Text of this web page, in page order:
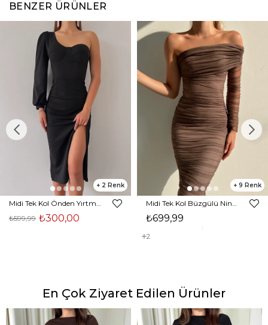
BENZER ÜRÜNLER
2
₺300,00
₺599,99
9
₺699,99
2
En Çok Ziyaret Edilen Ürünler